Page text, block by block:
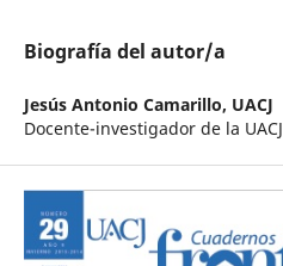
Biografía del autor/a
Jesús Antonio Camarillo, UACJ
Docente-investigador de la UACJ